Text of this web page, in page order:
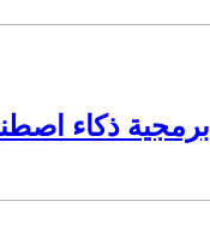
برمجية ذكاء